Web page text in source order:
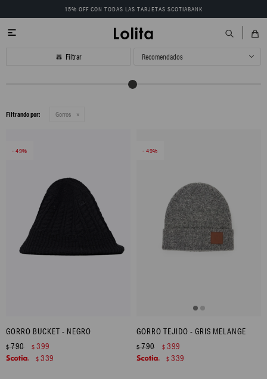
15% OFF CON TODAS LAS TARJETAS SCOTIABANK

Recomendados
Filtrando por: Gorros
49
GORRO BUCKET - NEGRO
$790 $ 399
$ 339
49
GORRO TEJIDO - GRIS MELANGE
$790 $ 399
$ 339